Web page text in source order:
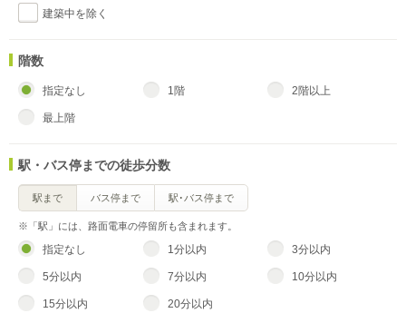
建築中を除く
階数
指定なし 1階 2階以上
最上階
駅・バス停までの徒歩分数
駅まで バス停まで 駅･バス停まで
指定なし 1分以内 3分以内
5分以内 7分以内 10分以内
15分以内 20分以内
※「駅」には、路面電車の停留所も含まれます。